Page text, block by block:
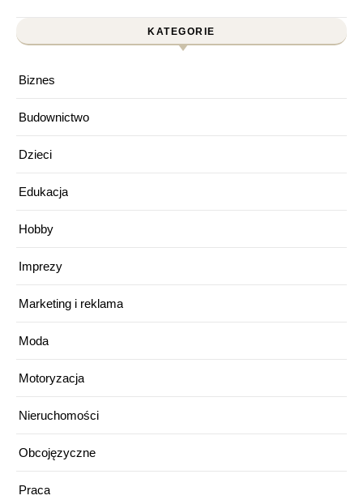
KATEGORIE
Biznes
Budownictwo
Dzieci
Edukacja
Hobby
Imprezy
Marketing i reklama
Moda
Motoryzacja
Nieruchomości
Obcojęzyczne
Praca